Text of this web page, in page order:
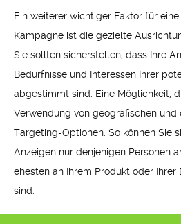
Ein weiterer wichtiger Faktor für
Kampagne ist die gezielte
Sie sollten sicherstellen, dass Ihre
Bedürfnisse und Interessen Ihrer
abgestimmt sind. Eine Möglichkeit,
Verwendung von geografischen und
Targeting-Optionen. So können Sie
Anzeigen nur denjenigen Personen
ehesten an Ihrem Produkt oder
sind.